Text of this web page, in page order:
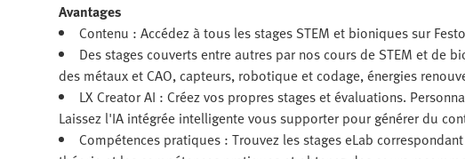
Avantages
Contenu : Accédez à tous les stages STEM et bioniques sur
Des stages couverts entre autres par nos cours de STEM et de
des métaux et CAO, capteurs, robotique et codage, énergies
LX Creator AI : Créez vos propres stages et évaluations.
Laissez l'IA intégrée intelligente vous supporter pour générer du
Compétences pratiques : Trouvez les stages eLab